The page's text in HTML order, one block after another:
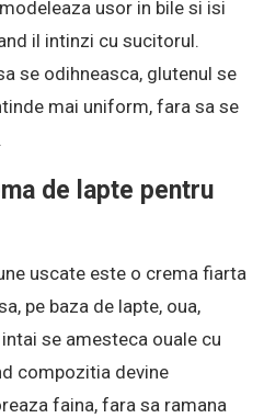
usor in bile si isi
il intinzi cu sucitorul.
se odihneasca, glutenul se
mai uniform, fara sa se
de lapte pentru
uscate este o crema fiarta
pe baza de lapte, oua,
se amesteca ouale cu
compozitia devine
faina, fara sa ramana